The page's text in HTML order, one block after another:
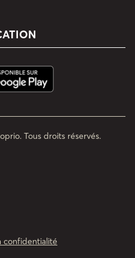
Tous droits réservés.
confidentialité